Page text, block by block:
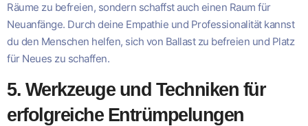
Räume zu befreien, sondern schaffst auch einen Raum für
Neuanfänge. Durch deine Empathie und Professionalität kannst
du den Menschen helfen, sich von Ballast zu befreien und Platz
für Neues zu schaffen.
5. Werkzeuge und Techniken für
erfolgreiche Entrümpelungen